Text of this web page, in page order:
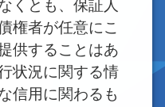
くとも、保証人
権者が任意にこ
供することはあ
状況に関する情
信用に関わるも